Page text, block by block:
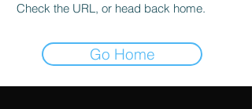
Check the URL, or head back home.
Go Home